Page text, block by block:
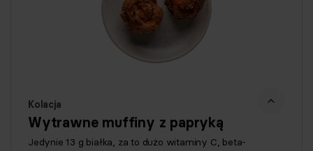
Kolacja
Wytrawne muffiny z papryką
Jedynie 13 g białka, za to dużo witaminy C, beta-